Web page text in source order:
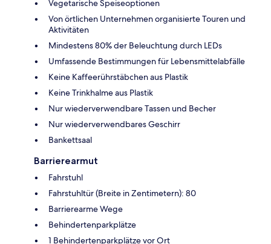
Vegetarische Speiseoptionen
Von örtlichen Unternehmen organisierte Touren und
Aktivitäten
Mindestens 80% der Beleuchtung durch LEDs
Umfassende Bestimmungen für Lebensmittelabfälle
Keine Kaffeerührstäbchen aus Plastik
Keine Trinkhalme aus Plastik
Nur wiederverwendbare Tassen und Becher
Nur wiederverwendbares Geschirr
Bankettsaal
Barrierearmut
Fahrstuhl
Fahrstuhltür (Breite in Zentimetern): 80
Barrierearme Wege
Behindertenparkplätze
1 Behindertenparkplätze vor Ort